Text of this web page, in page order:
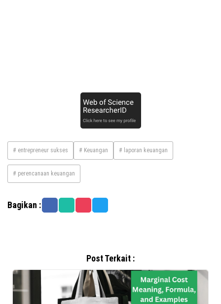
# entrepreneur sukses # Keuangan # laporan keuangan
# perencanaan keuangan
Bagikan :
Post Terkait :